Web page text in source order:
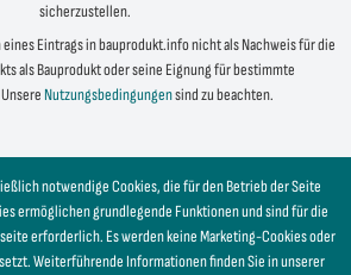
sicherzustellen.
Eintrags in bauprodukt.info nicht als Nachweis für die
als Bauprodukt oder seine Eignung für bestimmte
Nutzungsbedingungensind zu beachten.
notwendige Cookies, die für den Betrieb der Seite
ermöglichen grundlegende Funktionen und sind für die
erforderlich. Es werden keine Marketing-Cookies oder
Weiterführende Informationen finden Sie in unserer